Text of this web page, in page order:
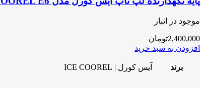
موجود در انبار
2,400,000تومان
افزودن به سبد خرید
برند آیس کورل | ICE COOREL